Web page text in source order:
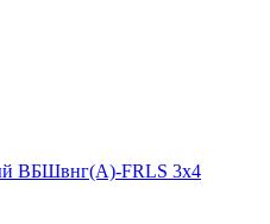
ВБШвнг(А)-FRLS 3х4